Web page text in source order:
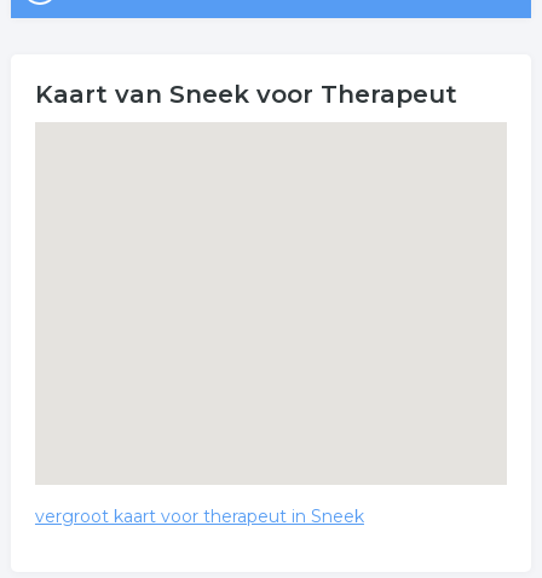
Kaart van Sneek voor Therapeut
vergroot kaart voor therapeut in Sneek